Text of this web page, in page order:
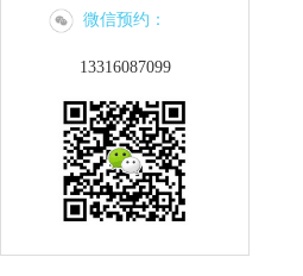
微信预约：
13316087099